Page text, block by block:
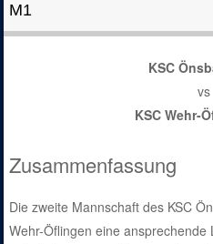
M1
KSC
vs
KSC Wehr-
Zusammenfassung
Die zweite Mannschaft des KSC
Wehr-Öflingen eine